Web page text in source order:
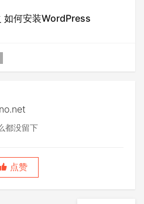
如何安装WordPress
都没留下
点赞